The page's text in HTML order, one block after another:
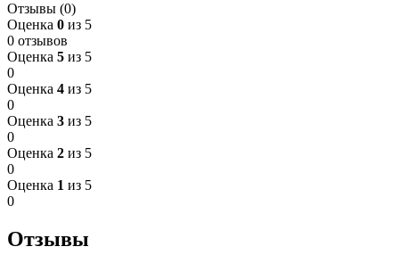
Отзывы (0)
Оценка 0 из 5
0 отзывов
Оценка 5 из 5
0
Оценка 4 из 5
0
Оценка 3 из 5
0
Оценка 2 из 5
0
Оценка 1 из 5
0
Отзывы